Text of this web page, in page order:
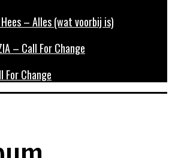
– Alles (wat voorbij is)
For Change